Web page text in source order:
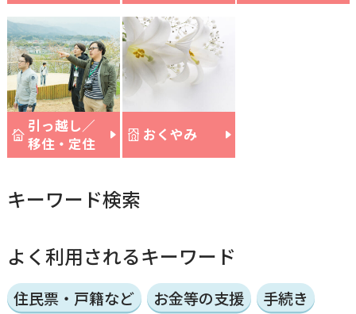
引っ越し／
移住・定住
おくやみ
キーワード検索
よく利用されるキーワード
住民票・戸籍など お金等の支援 手続き